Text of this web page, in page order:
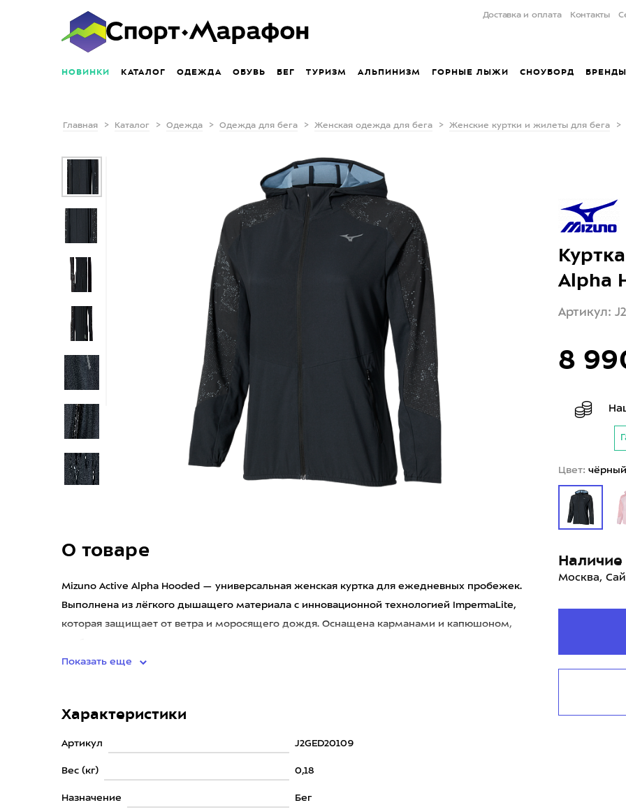
Доставка и оплата Контакты
НОВИНКИ КАТАЛОГ ОДЕЖДА ОБУВЬ БЕГ ТУРИЗМ АЛЬПИНИЗМ ГОРНЫЕ ЛЫЖИ СНОУБОРД БРЕНДЫ
Главная Каталог Одежда Одежда для бега Женская одежда для бега Женские куртки и жилеты для бега
О товаре
Mizuno Active Alpha Hooded — универсальная женская куртка для ежедневных пробежек.
Выполнена из лёгкого дышащего материала с инновационной технологией ImpermaLite,
которая защищает от ветра и моросящего дождя. Оснащена карманами и капюшоном,
Показать еще
Характеристики
Артикул J2GED20109
Вес (кг) 0,18
Назначение Бег
Alpha
Артикул:
8
Цвет: чёрный
Наличие
Москва,